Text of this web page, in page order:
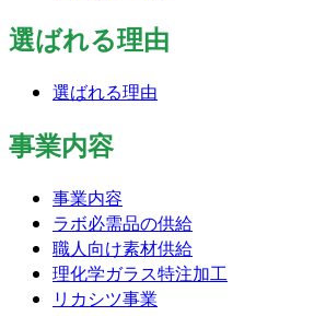
選ばれる理由
選ばれる理由
事業内容
事業内容
ラボ必需品の供給
職人向け素材供給
理化学ガラス特注加工
リカシツ事業